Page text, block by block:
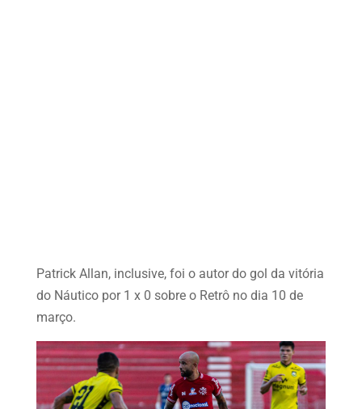
Patrick Allan, inclusive, foi o autor do gol da vitória
do Náutico por 1 x 0 sobre o Retrô no dia 10 de
março.